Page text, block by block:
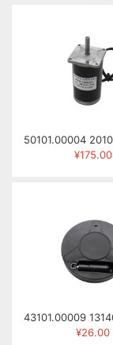
¥175.00
¥26.00